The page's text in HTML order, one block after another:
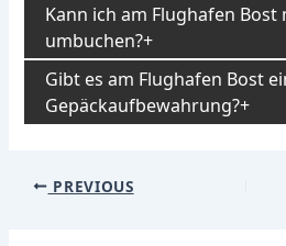
Kann ich am Flughafen Bost
umbuchen?
Gibt es am Flughafen Bost
Gepäckaufbewahrung?
Post
PREVIOUS